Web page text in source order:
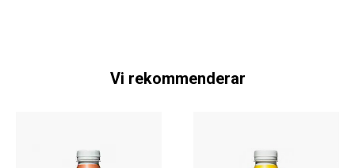
Vi rekommenderar